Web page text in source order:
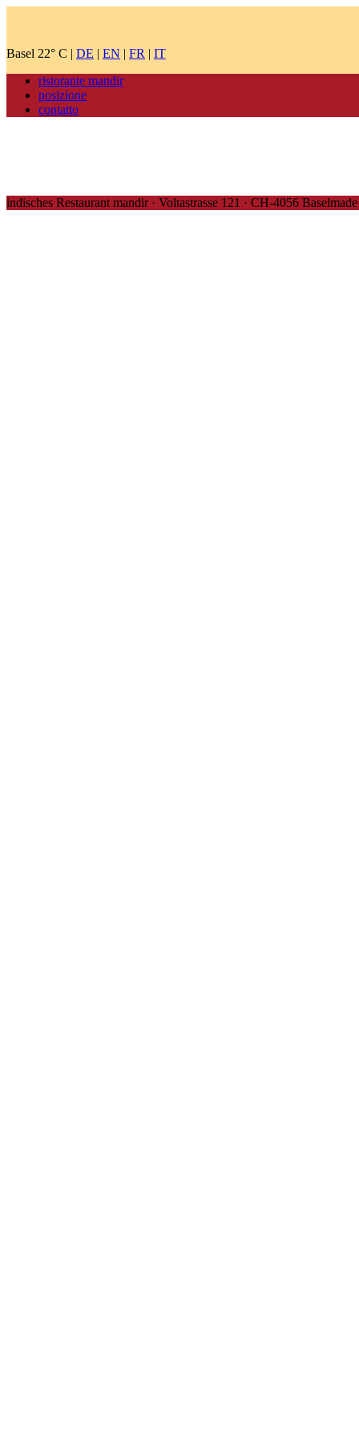
Basel 22° C | DE | EN | FR | IT
ristorante mandir
posizione
contatto
indisches Restaurant mandir · Voltastrasse 121 · CH-4056 Basel